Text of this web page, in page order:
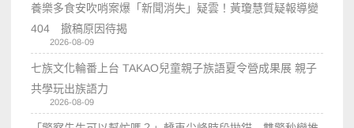
養樂多食安吹哨案爆「新聞消失」疑雲！黃瓊慧質疑報導變
404 撤稿原因待揭
2026-08-09
七族文化輪番上台 TAKAO兒童親子族語夏令營成果展 親子
共學玩出族語力
2026-08-09